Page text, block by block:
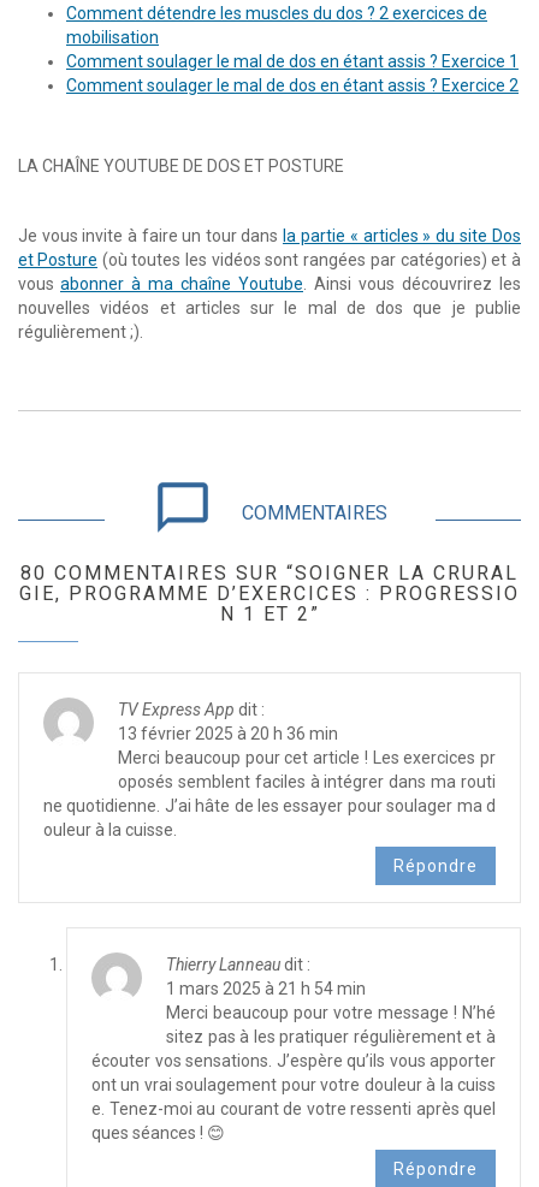
Comment détendre les muscles du dos ? 2 exercices de
mobilisation
Comment soulager le mal de dos en étant assis ? Exercice 1
Comment soulager le mal de dos en étant assis ? Exercice 2
LA CHAÎNE YOUTUBE DE DOS ET POSTURE
Je vous invite à faire un tour dans la partie « articles » du site Dos
et Posture (où toutes les vidéos sont rangées par catégories) et à
vous abonner à ma chaîne Youtube . Ainsi vous découvrirez les
nouvelles vidéos et articles sur le mal de dos que je publie
régulièrement ;).
chat_bubble_outline COMMENTAIRES
80 COMMENTAIRES SUR “SOIGNER LA CRURAL
GIE, PROGRAMME D’EXERCICES : PROGRESSIO
N 1 ET 2”
TV Express App dit :
13 février 2025 à 20 h 36 min
Merci beaucoup pour cet article ! Les exercices pr
oposés semblent faciles à intégrer dans ma routi
ne quotidienne. J’ai hâte de les essayer pour soulager ma d
ouleur à la cuisse.
Répondre
Thierry Lanneaudit :
1 mars 2025 à 21 h 54 min
Merci beaucoup pour votre message ! N’hé
sitez pas à les pratiquer régulièrement et à
écouter vos sensations. J’espère qu’ils vous apporter
ont un vrai soulagement pour votre douleur à la cuiss
e. Tenez-moi au courant de votre ressenti après quel
ques séances ! 😊
Répondre